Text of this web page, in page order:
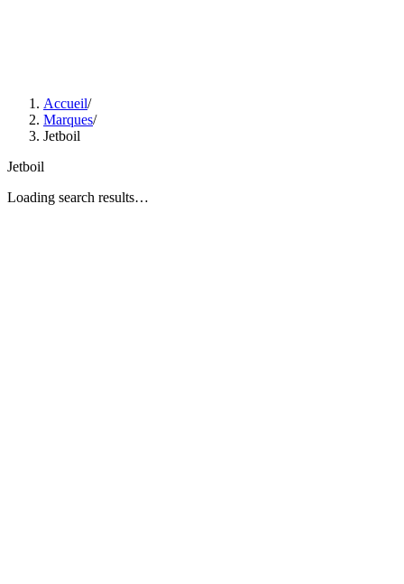
Accueil/
Marques/
Jetboil
Jetboil
Loading search results…